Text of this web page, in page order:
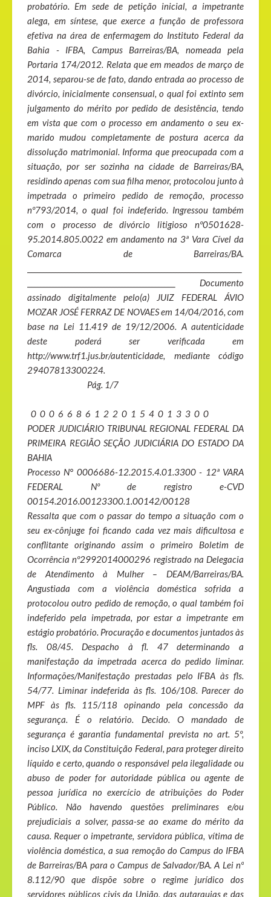
probatório. Em sede de petição inicial, a impetrante
alega, em síntese, que exerce a função de professora
efetiva na área de enfermagem do Instituto Federal da
Bahia - IFBA, Campus Barreiras/BA, nomeada pela
Portaria 174/2012. Relata que em meados de março de
2014, separou-se de fato, dando entrada ao processo de
divórcio, inicialmente consensual, o qual foi extinto sem
julgamento do mérito por pedido de desistência, tendo
em vista que com o processo em andamento o seu ex-
marido mudou completamente de postura acerca da
dissolução matrimonial. Informa que preocupada com a
situação, por ser sozinha na cidade de Barreiras/BA,
residindo apenas com sua filha menor, protocolou junto à
impetrada o primeiro pedido de remoção, processo
nº793/2014, o qual foi indeferido. Ingressou também
com o processo de divórcio litigioso nº0501628-
95.2014.805.0022 em andamento na 3ª Vara Cível da
Comarca de Barreiras/BA.
_________________________________________________ Documento
assinado digitalmente pelo(a) JUIZ FEDERAL ÁVIO
MOZAR JOSÉ FERRAZ DE NOVAES em 14/04/2016, com
base na Lei 11.419 de 19/12/2006. A autenticidade
deste poderá ser verificada em
http://www.trf1.jus.br/autenticidade, mediante código
29407813300224.
Pág. 1/7
0 0 0 6 6 8 6 1 2 2 0 1 5 4 0 1 3 3 0 0
PODER JUDICIÁRIO TRIBUNAL REGIONAL FEDERAL DA
PRIMEIRA REGIÃO SEÇÃO JUDICIÁRIA DO ESTADO DA
BAHIA
Processo N° 0006686-12.2015.4.01.3300 - 12ª VARA
FEDERAL Nº de registro e-CVD
00154.2016.00123300.1.00142/00128
Ressalta que com o passar do tempo a situação com o
seu ex-cônjuge foi ficando cada vez mais dificultosa e
conflitante originando assim o primeiro Boletim de
Ocorrência nº2992014000296 registrado na Delegacia
de Atendimento à Mulher – DEAM/Barreiras/BA.
Angustiada com a violência doméstica sofrida a
protocolou outro pedido de remoção, o qual também foi
indeferido pela impetrada, por estar a impetrante em
estágio probatório. Procuração e documentos juntados às
fls. 08/45. Despacho à fl. 47 determinando a
manifestação da impetrada acerca do pedido liminar.
Informações/Manifestação prestadas pelo IFBA às fls.
54/77. Liminar indeferida às fls. 106/108. Parecer do
MPF às fls. 115/118 opinando pela concessão da
segurança. É o relatório. Decido. O mandado de
segurança é garantia fundamental prevista no art. 5º,
inciso LXIX, da Constituição Federal, para proteger direito
líquido e certo, quando o responsável pela ilegalidade ou
abuso de poder for autoridade pública ou agente de
pessoa jurídica no exercício de atribuições do Poder
Público. Não havendo questões preliminares e/ou
prejudiciais a solver, passa-se ao exame do mérito da
causa. Requer o impetrante, servidora pública, vítima de
violência doméstica, a sua remoção do Campus do IFBA
de Barreiras/BA para o Campus de Salvador/BA. A Lei nº
8.112/90 que dispõe sobre o regime jurídico dos
servidores públicos civis da União, das autarquias e das